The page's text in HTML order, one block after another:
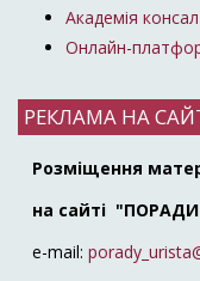
Академія
Онлайн-
РЕКЛАМА НА
Розміщення
на сайті
e-mail: